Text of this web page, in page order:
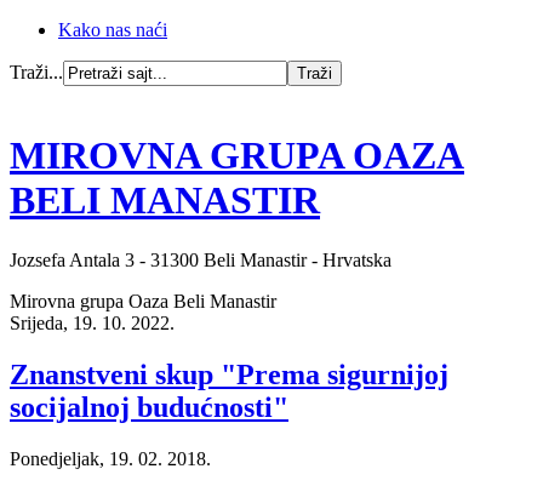
Kako nas naći
Traži...
MIROVNA GRUPA OAZA
BELI MANASTIR
Jozsefa Antala 3 - 31300 Beli Manastir - Hrvatska
Mirovna grupa Oaza Beli Manastir
Srijeda, 19. 10. 2022.
Znanstveni skup "Prema sigurnijoj
socijalnoj budućnosti"
Ponedjeljak, 19. 02. 2018.